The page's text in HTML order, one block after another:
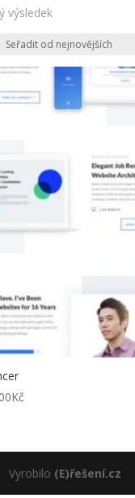
výsledek
KčRozpětí
až
21,500Kč
Vyrobilo (E)řešení.cz